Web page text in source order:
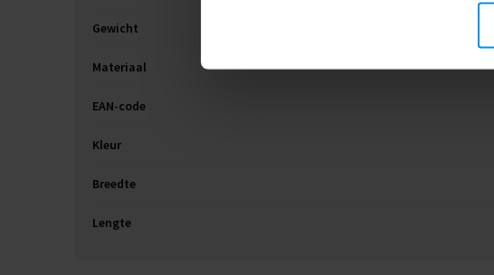
Gewicht
Materiaal
EAN-code
Kleur
Breedte
Lengte